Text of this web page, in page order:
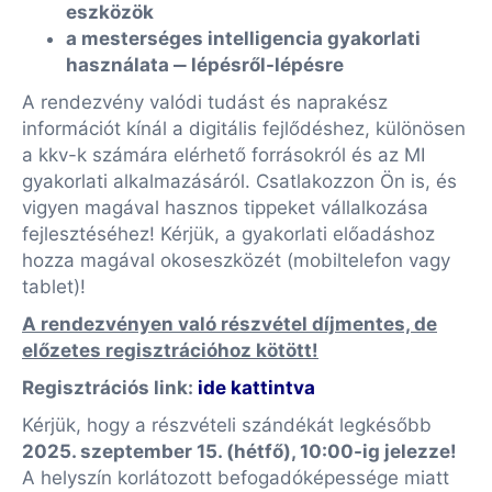
eszközök
a mesterséges intelligencia gyakorlati
használata ‒ lépésről-lépésre
A rendezvény valódi tudást és naprakész
információt kínál a digitális fejlődéshez, különösen
a kkv-k számára elérhető forrásokról és az MI
gyakorlati alkalmazásáról. Csatlakozzon Ön is, és
vigyen magával hasznos tippeket vállalkozása
fejlesztéséhez! Kérjük, a gyakorlati előadáshoz
hozza magával okoseszközét (mobiltelefon vagy
tablet)!
A rendezvényen való részvétel díjmentes, de
előzetes regisztrációhoz kötött!
Regisztrációs link: ide kattintva
Kérjük, hogy a részvételi szándékát legkésőbb
2025. szeptember 15. (hétfő), 10:00-ig jelezze!
A helyszín korlátozott befogadóképessége miatt